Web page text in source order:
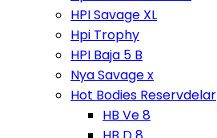
HPI Savage XL
Hpi Trophy
HPI Baja 5 B
Nya Savage x
Hot Bodies Reservdelar
HB Ve 8